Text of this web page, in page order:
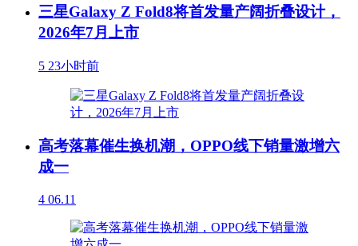
三星Galaxy Z Fold8将首发量产阔折叠设计，
2026年7月上市
5 23小时前
高考落幕催生换机潮，OPPO线下销量激增六
成一
4 06.11